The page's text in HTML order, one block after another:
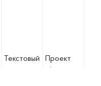
Текстовый
Проект
рішення